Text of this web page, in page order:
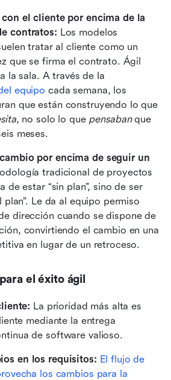
el cliente por encima de la
contratos: Los modelos
tratar al cliente como un
que se firma el contrato. Ágil
equipo cada semana, los
que están construyendo lo que
, no solo lo que pensaban que
meses.
por encima de seguir un
tradicional de proyectos
de estar “sin plan”, sino de ser
plan”. Le da al equipo permiso
dirección cuando se dispone de
convirtiendo el cambio en una
en lugar de un retroceso.
el éxito ágil
La prioridad más alta es
mediante la entrega
de software valioso.
en los requisitos: El flujo de
los cambios para la